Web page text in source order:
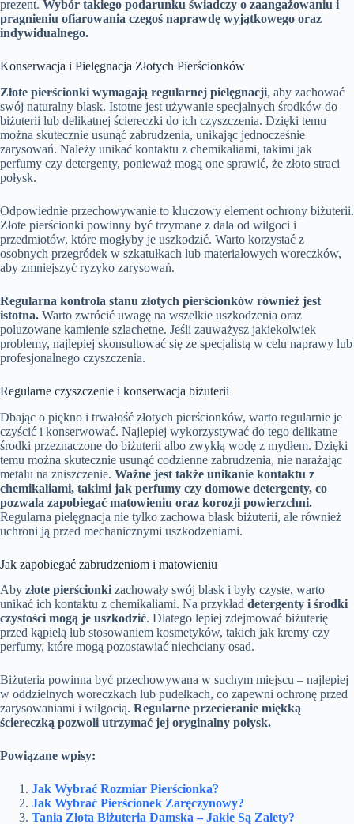
prezent. Wybór takiego podarunku świadczy o zaangażowaniu i
pragnieniu ofiarowania czegoś naprawdę wyjątkowego oraz
indywidualnego.
Konserwacja i Pielęgnacja Złotych Pierścionków
Złote pierścionki wymagają regularnej pielęgnacji, aby zachować
swój naturalny blask. Istotne jest używanie specjalnych środków do
biżuterii lub delikatnej ściereczki do ich czyszczenia. Dzięki temu
można skutecznie usunąć zabrudzenia, unikając jednocześnie
zarysowań. Należy unikać kontaktu z chemikaliami, takimi jak
perfumy czy detergenty, ponieważ mogą one sprawić, że złoto straci
połysk.
Odpowiednie przechowywanie to kluczowy element ochrony biżuterii.
Złote pierścionki powinny być trzymane z dala od wilgoci i
przedmiotów, które mogłyby je uszkodzić. Warto korzystać z
osobnych przegródek w szkatułkach lub materiałowych woreczków,
aby zmniejszyć ryzyko zarysowań.
Regularna kontrola stanu złotych pierścionków również jest
istotna. Warto zwrócić uwagę na wszelkie uszkodzenia oraz
poluzowane kamienie szlachetne. Jeśli zauważysz jakiekolwiek
problemy, najlepiej skonsultować się ze specjalistą w celu naprawy lub
profesjonalnego czyszczenia.
Regularne czyszczenie i konserwacja biżuterii
Dbając o piękno i trwałość złotych pierścionków, warto regularnie je
czyścić i konserwować. Najlepiej wykorzystywać do tego delikatne
środki przeznaczone do biżuterii albo zwykłą wodę z mydłem. Dzięki
temu można skutecznie usunąć codzienne zabrudzenia, nie narażając
metalu na zniszczenie. Ważne jest także unikanie kontaktu z
chemikaliami, takimi jak perfumy czy domowe detergenty, co
pozwala zapobiegać matowieniu oraz korozji powierzchni.
Regularna pielęgnacja nie tylko zachowa blask biżuterii, ale również
uchroni ją przed mechanicznymi uszkodzeniami.
Jak zapobiegać zabrudzeniom i matowieniu
Aby złote pierścionki zachowały swój blask i były czyste, warto
unikać ich kontaktu z chemikaliami. Na przykład detergenty i środki
czystości mogą je uszkodzić. Dlatego lepiej zdejmować biżuterię
przed kąpielą lub stosowaniem kosmetyków, takich jak kremy czy
perfumy, które mogą pozostawiać niechciany osad.
Biżuteria powinna być przechowywana w suchym miejscu – najlepiej
w oddzielnych woreczkach lub pudełkach, co zapewni ochronę przed
zarysowaniami i wilgocią. Regularne przecieranie miękką
ściereczką pozwoli utrzymać jej oryginalny połysk.
Powiązane wpisy:
Jak Wybrać Rozmiar Pierścionka?
Jak Wybrać Pierścionek Zaręczynowy?
Tania Złota Biżuteria Damska – Jakie Są Zalety?